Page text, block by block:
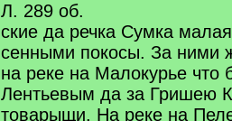
Л. 289 об.
ские да речка Сумка
сенными покосы. За ними
на реке на Малокурье
Лентьевым да за Гришею
товарыщи. На реке на